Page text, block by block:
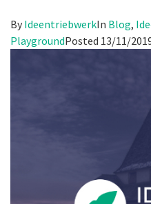
By IdeentriebwerkIn Blog,
PlaygroundPosted 13/11/